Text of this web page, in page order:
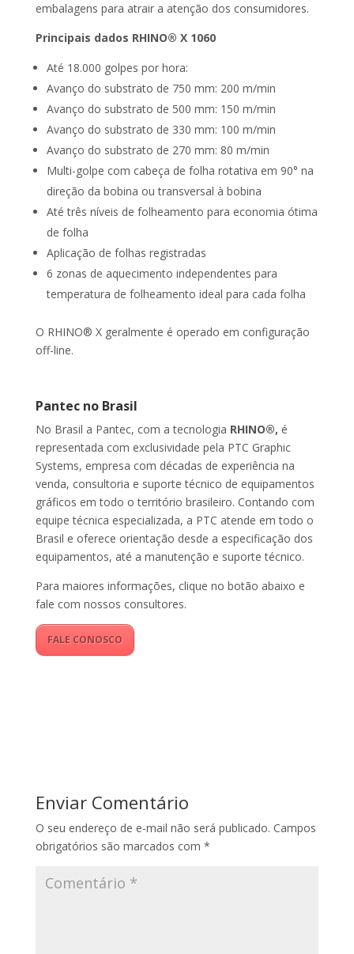
embalagens para atrair a atenção dos consumidores.
Principais dados RHINO® X 1060
Até 18.000 golpes por hora:
Avanço do substrato de 750 mm: 200 m/min
Avanço do substrato de 500 mm: 150 m/min
Avanço do substrato de 330 mm: 100 m/min
Avanço do substrato de 270 mm: 80 m/min
Multi-golpe com cabeça de folha rotativa em 90° na
direção da bobina ou transversal à bobina
Até três níveis de folheamento para economia ótima
de folha
Aplicação de folhas registradas
6 zonas de aquecimento independentes para
temperatura de folheamento ideal para cada folha
O RHINO® X geralmente é operado em configuração
off-line.
Pantec no Brasil
No Brasil a Pantec, com a tecnologia RHINO®, é
representada com exclusividade pela PTC Graphic
Systems, empresa com décadas de experiência na
venda, consultoria e suporte técnico de equipamentos
gráficos em todo o território brasileiro. Contando com
equipe técnica especializada, a PTC atende em todo o
Brasil e oferece orientação desde a especificação dos
equipamentos, até a manutenção e suporte técnico.
Para maiores informações, clique no botão abaixo e
fale com nossos consultores.
FALE CONOSCO
Enviar Comentário
O seu endereço de e-mail não será publicado. Campos
obrigatórios são marcados com *